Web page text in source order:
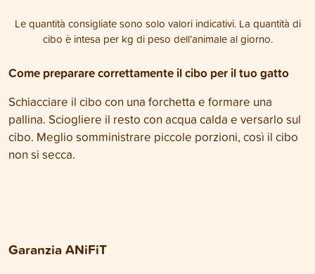
Le quantità consigliate sono solo valori indicativi. La quantità di
cibo è intesa per kg di peso dell’animale al giorno.
Come preparare correttamente il cibo per il tuo gatto
Schiacciare il cibo con una forchetta e formare una
pallina. Sciogliere il resto con acqua calda e versarlo sul
cibo. Meglio somministrare piccole porzioni, così il cibo
non si secca.
Garanzia ANiFiT